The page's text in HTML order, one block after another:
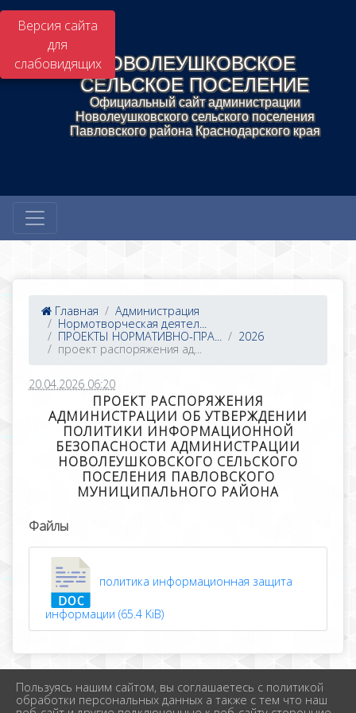
Версия сайта
для
слабовидящихНОВОЛЕУШКОВСКОЕ
СЕЛЬСКОЕ ПОСЕЛЕНИЕ
Официальный сайт администрации
Новолеушковского сельского поселения
Павловского района Краснодарского края
Главная
Администрация
Нормотворческая деятел...
ПРОЕКТЫ НОРМАТИВНО-ПРА...
2026
проект распоряжения ад...
20.04.2026 06:20
ПРОЕКТ РАСПОРЯЖЕНИЯ
АДМИНИСТРАЦИИ ОБ УТВЕРЖДЕНИИ
ПОЛИТИКИ ИНФОРМАЦИОННОЙ
БЕЗОПАСНОСТИ АДМИНИСТРАЦИИ
НОВОЛЕУШКОВСКОГО СЕЛЬСКОГО
ПОСЕЛЕНИЯ ПАВЛОВСКОГО
МУНИЦИПАЛЬНОГО РАЙОНА
Файлы
политика информационная защита
информации (65.4 KiB)
2026 г. новолеушковское.рф
Пользуясь нашим сайтом, вы соглашаетесь с политикой
обработки персональных данных а также с тем что наш